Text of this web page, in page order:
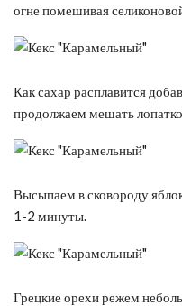
огне помешивая
Как сахар расплавится
продолжаем мешать
Высыпаем в сковороду
1-2 минуты.
Грецкие орехи режем